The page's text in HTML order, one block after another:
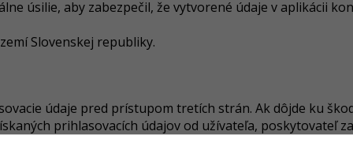
úsilie, aby zabezpečil, že vytvorené údaje v aplikácii
Slovenskej republiky.
údaje pred prístupom tretích strán. Ak dôjde ku
prihlasovacích údajov od užívateľa, poskytovateľ